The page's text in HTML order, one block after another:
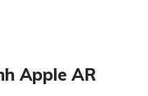
Apple AR